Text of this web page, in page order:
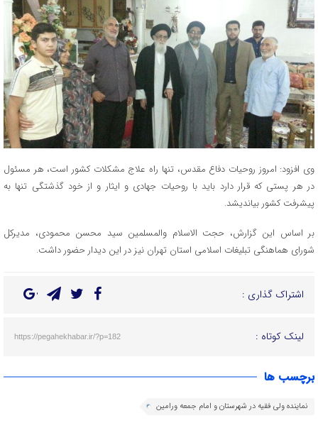
وی افزود: امروز روحیات دفاع مقدس، تنها راه علاج مشکلات کشور است، هر مسئول
در هر پستی که قرار دارد باید با روحیات جهادی و ایثار و از خود گذشتگی تنها به
پیشرفت کشور بیاندیشد.
بر اساس این گزارش، حجت الاسلام والمسلمین سید محسن محمودی، مدیرکل
شورای هماهنگی تبلیغات اسلامی استان تهران نیز در این دیدار حضور داشت.
اشتراک گذاری :
لینک کوتاه : https://pegahekhabar.ir/?p=182
برچسب ها
نماینده ولی فقیه در شهرستان و امام جمعه ورامین